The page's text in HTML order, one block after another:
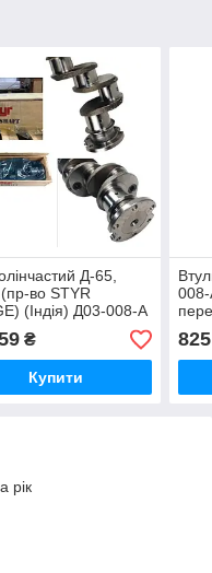
Д-65,
во STYR
(Індія) Д03-008-А
₴
Купити
рік